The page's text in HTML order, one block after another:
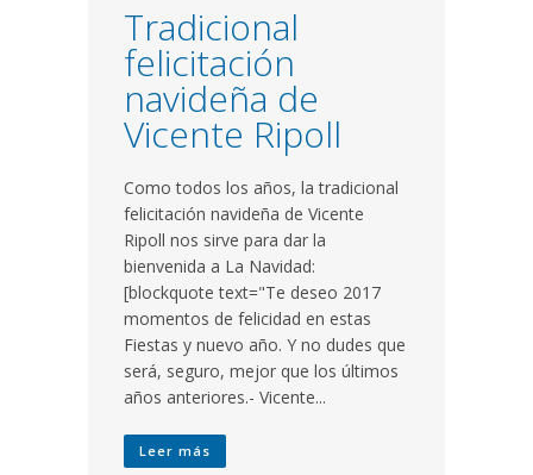
Tradicional
felicitación
navideña de
Vicente Ripoll
Como todos los años, la tradicional
felicitación navideña de Vicente
Ripoll nos sirve para dar la
bienvenida a La Navidad:
[blockquote text="Te deseo 2017
momentos de felicidad en estas
Fiestas y nuevo año. Y no dudes que
será, seguro, mejor que los últimos
años anteriores.- Vicente...
Leer más